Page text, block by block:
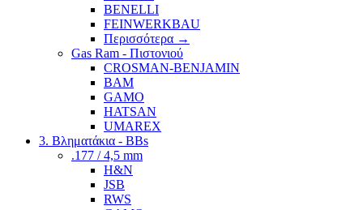
BENELLI
FEINWERKBAU
Περισσότερα →
Gas Ram - Πιστονιού
CROSMAN-BENJAMIN
BAM
GAMO
HATSAN
UMAREX
3. Βληματάκια - BBs
.177 / 4,5 mm
H&N
JSB
RWS